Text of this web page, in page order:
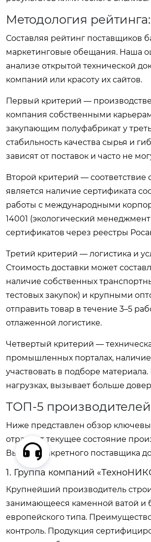
Методология
Составляя рейтинг поставщиков
маркетинговые обещания. Наша
анализе открытой технической
компаний или красоту их сайтов.
Первый критерий —
компания собственными
закупающим полуфабрикат у
стабильность качества сырья и
зависят от поставок и часто не
Второй критерий —
является наличие сертификата
работы с международными
14001 (экологический
сертификатов через реестры
Третий критерий — логистика и
Стоимость доставки может
наличие собственных
тестовых закупок) и крупными
отправить товар в течение 3–5
отлаженной логистике.
Четвертый критерий —
промышленных порталах,
участвовать в подборе
нагрузках, вызывает больше
ТОП-5
Ниже представлен обзор
отражает текущее состояние
Выбор конкретного поставщика
1. Группа компаний
Крупнейший производитель
занимающееся каменной ватой и
европейского типа.
контроль. Продукция